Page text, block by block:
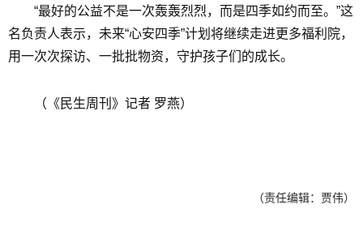
“最好的公益不是一次轰轰烈烈，而是四季如约而至。”这
名负责人表示，未来“心安四季”计划将继续走进更多福利院，
用一次次探访、一批批物资，守护孩子们的成长。
（《民生周刊》记者 罗燕）
（责任编辑：贾伟）